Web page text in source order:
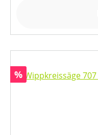
Rabatt
%